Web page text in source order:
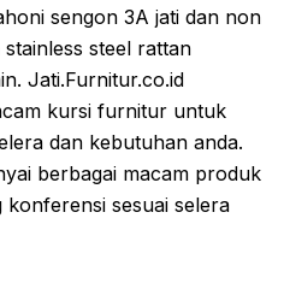
sengon 3A jati dan non
steel rattan
Jati.Furnitur.co.id
kursi furnitur untuk
dan kebutuhan anda.
berbagai macam produk
sesuai selera